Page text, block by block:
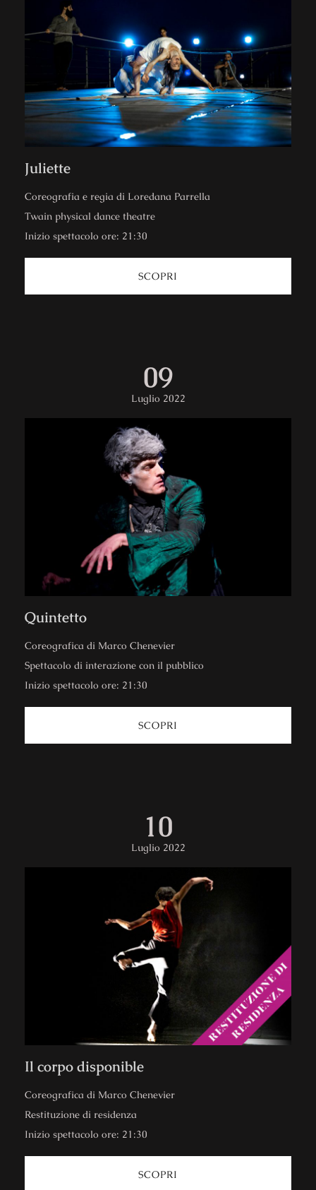
Juliette
Coreografia e regia di Loredana Parrella​
Twain physical dance theatre​
Inizio spettacolo ore: 21:30
SCOPRI
09
Luglio 2022
Quintetto
Coreografica di Marco Chenevier
Spettacolo di interazione con il pubblico
Inizio spettacolo ore: 21:30
SCOPRI
10
Luglio 2022
Il corpo disponible
Coreografica di Marco Chenevier
Restituzione di residenza
Inizio spettacolo ore: 21:30
SCOPRI